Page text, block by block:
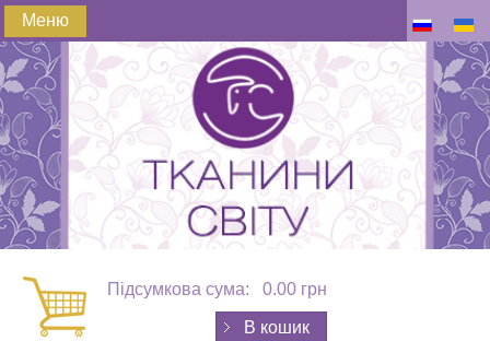
Меню
Підсумкова сума: 0.00 грн
В кошик